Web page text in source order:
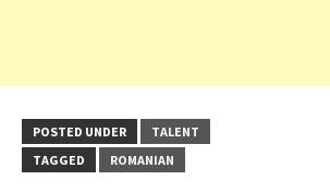
POSTED UNDER
TALENT
TAGGED
ROMANIAN